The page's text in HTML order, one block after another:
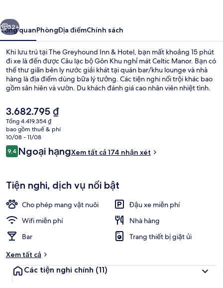
Hotel
Tiếp
52+
Tổng quanPhòngĐịa điểmChính sách
Khi lưu trú tại The Greyhound Inn & Hotel, bạn mất khoảng 15 phút
đi xe là đến được Câu lạc bộ Gôn Khu nghỉ mát Celtic Manor. Bạn có
thể thư giãn bên ly nước giải khát tại quán bar/khu lounge và nhà
hàng là địa điểm dùng bữa lý tưởng. Các tiện nghi nổi trội khác bao
gồm sân hiên và vườn. Du khách đánh giá cao nhân viên nhiệt tình.
Giá
hiện
tại
là
3.682.795 ₫
3.682.795 ₫
Tổng 4.419.354 ₫
bao gồm thuế & phí
10/08 - 11/08
Nhận
xét
9,49,4 trên 10,
Ngoại hạngXem tất cả 174 nhận xét
Tiện nghi, dịch vụ nổi bật
Cho phép mang vật nuôi
Đậu xe miễn phí
Wifi miễn phí
Nhà hàng
Bar
Trang thiết bị giặt ủi
Xem tất cả
Các tiện nghi chính (11)